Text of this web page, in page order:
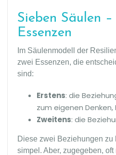
Sieben Säulen –
Essenzen
Im Säulenmodell der
zwei Essenzen, die
sind:
Erstens: die
zum eigenen Denken,
Zweitens: die
Diese zwei Beziehungen zu
simpel. Aber, zugegeben, oft